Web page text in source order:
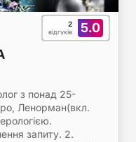
5.0
2
відгуків
з понад 25-
Ленорман(вкл.
запиту. 2.